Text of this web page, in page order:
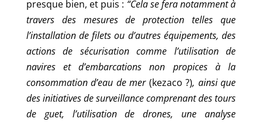
presque bien, et puis : “Cela se fera notamment à
travers des mesures de protection telles que
l’installation de filets ou d’autres équipements, des
actions de sécurisation comme l’utilisation de
navires et d’embarcations non propices à la
consommation d’eau de mer(kezaco ?), ainsi que
des initiatives de surveillance comprenant des tours
de guet, l’utilisation de drones, une analyse